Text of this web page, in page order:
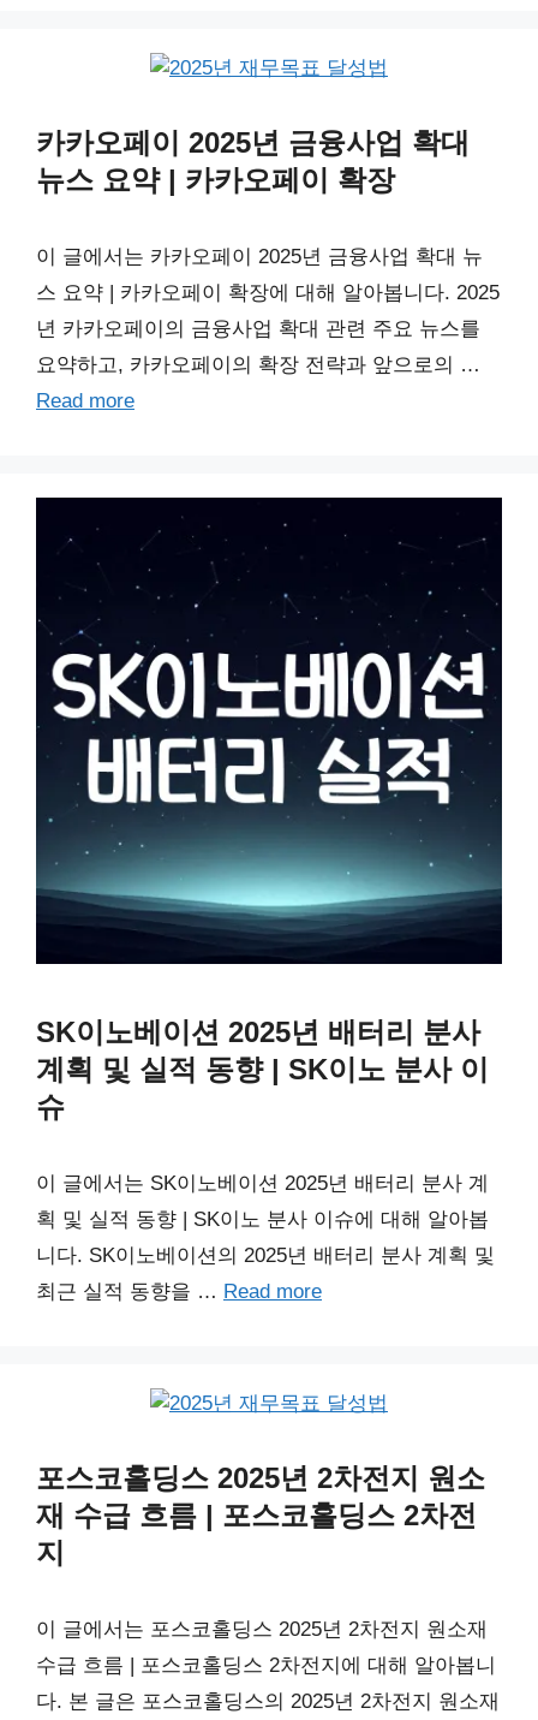
카카오페이 2025년 금융사업 확대
뉴스 요약 | 카카오페이 확장
이 글에서는 카카오페이 2025년 금융사업 확대 뉴
스 요약 | 카카오페이 확장에 대해 알아봅니다. 2025
년 카카오페이의 금융사업 확대 관련 주요 뉴스를
요약하고, 카카오페이의 확장 전략과 앞으로의 …
Read more
SK이노베이션 2025년 배터리 분사
계획 및 실적 동향 | SK이노 분사 이
슈
이 글에서는 SK이노베이션 2025년 배터리 분사 계
획 및 실적 동향 | SK이노 분사 이슈에 대해 알아봅
니다. SK이노베이션의 2025년 배터리 분사 계획 및
최근 실적 동향을 … Read more
포스코홀딩스 2025년 2차전지 원소
재 수급 흐름 | 포스코홀딩스 2차전
지
이 글에서는 포스코홀딩스 2025년 2차전지 원소재
수급 흐름 | 포스코홀딩스 2차전지에 대해 알아봅니
다. 본 글은 포스코홀딩스의 2025년 2차전지 원소재